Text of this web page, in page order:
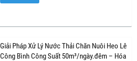
Giải Pháp Xử Lý Nước Thải Chăn Nuôi Heo Lê
Công Bình Công Suất 50m³/ngày.đêm – Hóa